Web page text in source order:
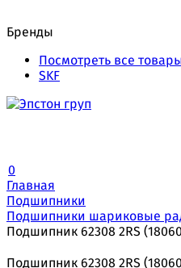
Бренды
Посмотреть все
SKF
0
Главная
Подшипники
Подшипники шариковые
Подшипник 62308 2RS
Подшипник 62308 2RS